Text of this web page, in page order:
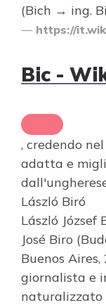
(Bich → ing.
https://
Bic -
, credendo
adatta e
László Biró
László József
José Biro
Buenos
giornalista e
naturalizzato